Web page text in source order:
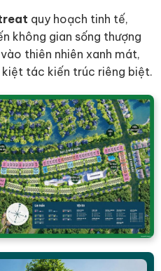
quy hoạch tinh tế,
không gian sống thượng
thiên nhiên xanh mát,
tác kiến trúc riêng biệt.